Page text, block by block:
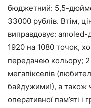
бюджетний: 5,5-
33000 рублів. Втім,
виправдовує: amoled-
1920 на 1080 точок,
передачею кольору;
мегапікселів
байдужими!), а також
оперативної пам’яті